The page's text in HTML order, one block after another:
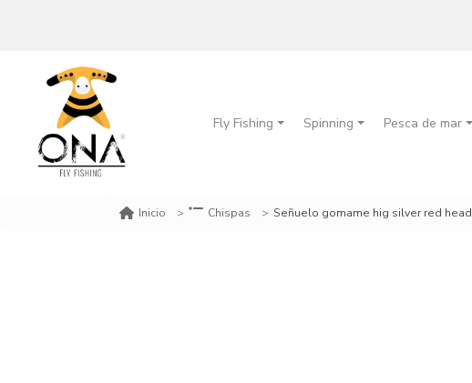
Fly Fishing Spinning Pesca de mar
Inicio Chispas Señuelo gomame hig silver red head